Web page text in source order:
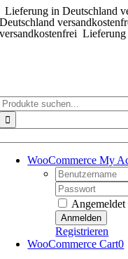
Zum
Inhalt
springen
Lieferung in Deutschland
Deutschland
versandkostenfreiLieferung
WooCommerce My
Username:
Password:
Angemeldet
Registrieren
WooCommerce Cart0